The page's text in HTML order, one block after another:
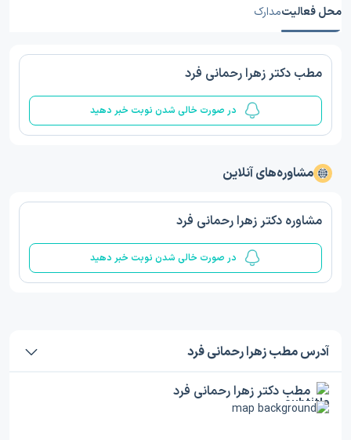
محل فعالیتمدارک
مطب دکتر زهرا رحمانی فرد
در صورت خالی شدن نوبت خبر دهید
مشاوره‌های آنلاین
مشاوره دکتر زهرا رحمانی فرد
در صورت خالی شدن نوبت خبر دهید
آدرس مطب زهرا رحمانی فرد
مطب دکتر زهرا رحمانی فرد